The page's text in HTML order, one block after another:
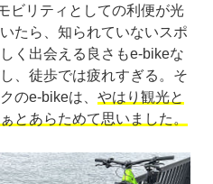
ビリティとしての利便が光
たら、知られていないスポ
く出会える良さもe-bikeな
、徒歩では疲れすぎる。そ
のe-bikeは、 やはり観光と
とあらためて思いました。